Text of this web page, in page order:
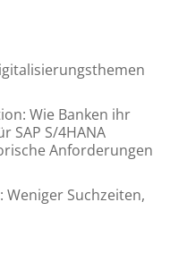
Wie Banken ihr
SAP S/4HANA
Anforderungen
Suchzeiten,